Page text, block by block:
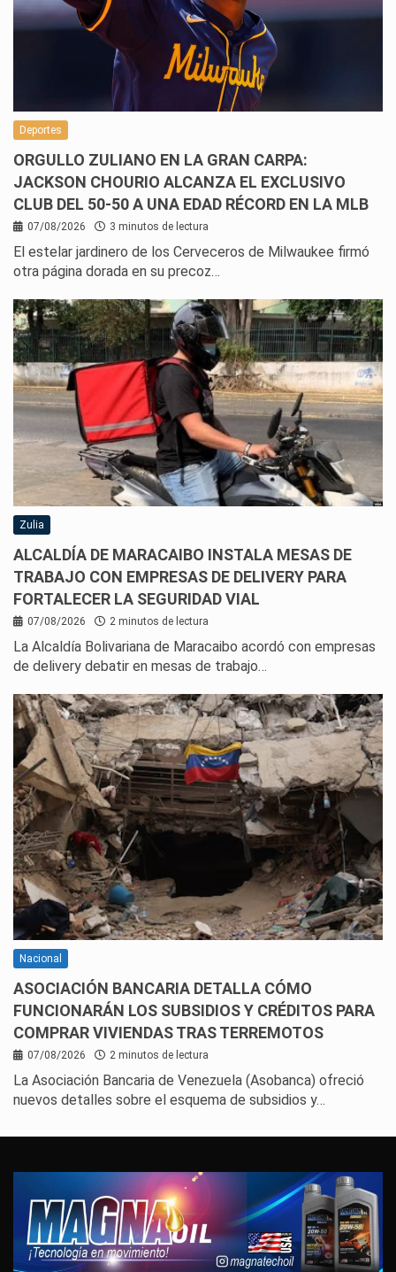
Deportes
ORGULLO ZULIANO EN LA GRAN CARPA:
JACKSON CHOURIO ALCANZA EL EXCLUSIVO
CLUB DEL 50-50 A UNA EDAD RÉCORD EN LA MLB
07/08/2026 3 minutos de lectura
El estelar jardinero de los Cerveceros de Milwaukee firmó
otra página dorada en su precoz…
Zulia
ALCALDÍA DE MARACAIBO INSTALA MESAS DE
TRABAJO CON EMPRESAS DE DELIVERY PARA
FORTALECER LA SEGURIDAD VIAL
07/08/2026 2 minutos de lectura
La Alcaldía Bolivariana de Maracaibo acordó con empresas
de delivery debatir en mesas de trabajo…
Nacional
ASOCIACIÓN BANCARIA DETALLA CÓMO
FUNCIONARÁN LOS SUBSIDIOS Y CRÉDITOS PARA
COMPRAR VIVIENDAS TRAS TERREMOTOS
07/08/2026 2 minutos de lectura
La Asociación Bancaria de Venezuela (Asobanca) ofreció
nuevos detalles sobre el esquema de subsidios y…